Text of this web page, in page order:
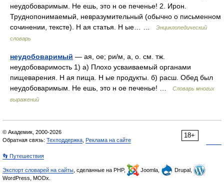
неудобоваримым. Не ешь, это н ое печенье! 2. Ирон.
Труднопонимаемый, невразумительный (обычно о письменном
сочинении, тексте). Н ая статья. Н ые… …
Энциклопедический
словарь
неудобоваримый — ая, ое; ри/м, а, о. см. тж.
неудобоваримость 1) а) Плохо усваиваемый органами
пищеварения. Н ая пища. Н ые продукты. б) расш. Обед был
неудобоваримым. Не ешь, это н ое печенье! …
Словарь многих
выражений
18+
© Академик, 2000-2026
Обратная связь: Техподдержка Реклама на сайте
👣 Путешествия
Экспорт словарей на сайты , сделанные на PHP, Joomla,
Drupal,
WordPress, MODx.